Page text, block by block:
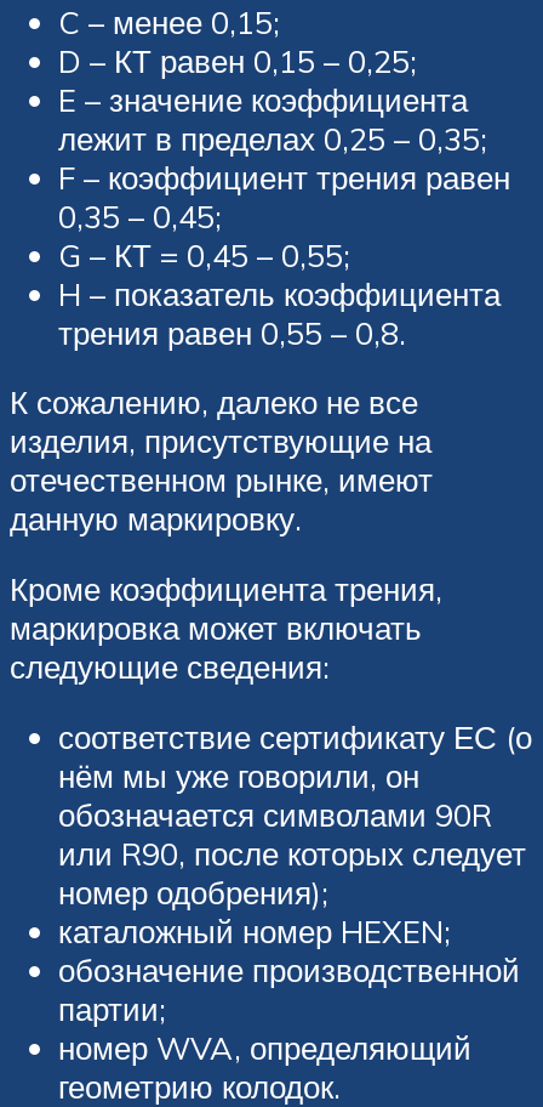
C – менее 0,15;
D – КТ равен 0,15 – 0,25;
E – значение коэффициента
лежит в пределах 0,25 – 0,35;
F – коэффициент трения равен
0,35 – 0,45;
G – КТ = 0,45 – 0,55;
H – показатель коэффициента
трения равен 0,55 – 0,8.
К сожалению, далеко не все
изделия, присутствующие на
отечественном рынке, имеют
данную маркировку.
Кроме коэффициента трения,
маркировка может включать
следующие сведения:
соответствие сертификату ЕС (о
нём мы уже говорили, он
обозначается символами 90R
или R90, после которых следует
номер одобрения);
каталожный номер HEXEN;
обозначение производственной
партии;
номер WVA, определяющий
геометрию колодок.